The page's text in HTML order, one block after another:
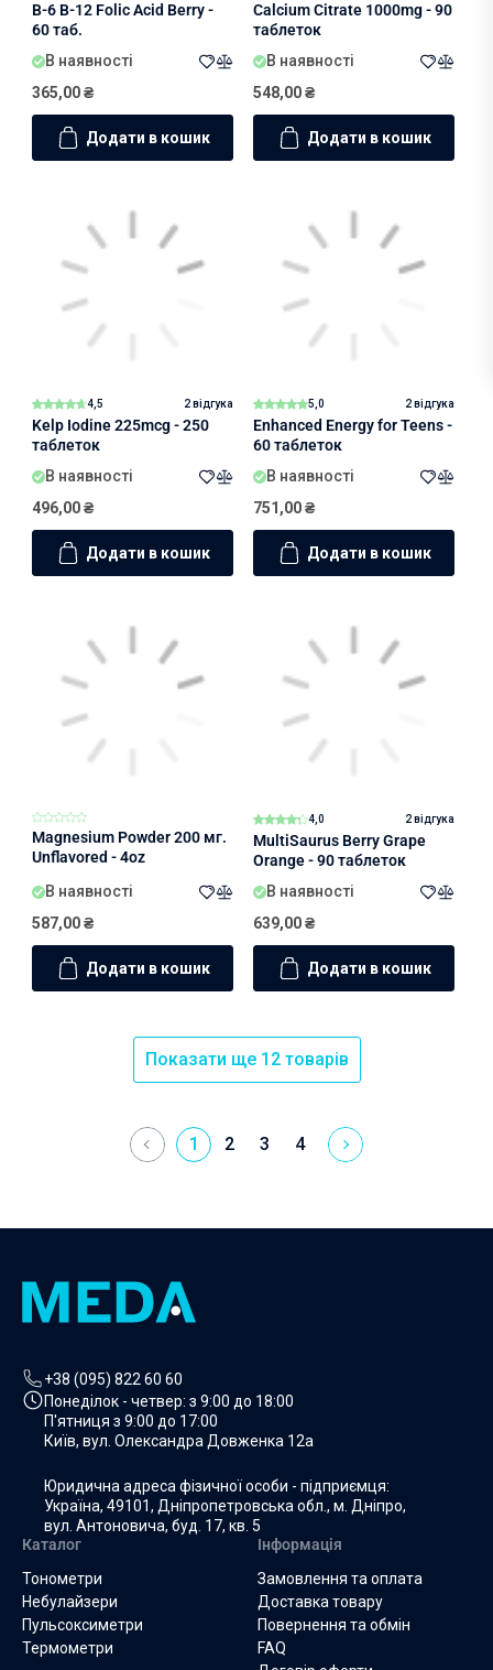
B-6 B-12 Folic Acid Berry -
60 таб.
В наявності
365,00₴
Додати в кошик
Calcium Citrate 1000mg - 90
таблеток
В наявності
548,00₴
Додати в кошик
4,5 2 відгука
Kelp Iodine 225mcg - 250
таблеток
В наявності
496,00₴
Додати в кошик
5,0 2 відгука
Enhanced Energy for Teens -
60 таблеток
В наявності
751,00₴
Додати в кошик
Magnesium Powder 200 мг.
Unflavored - 4oz
В наявності
587,00₴
Додати в кошик
4,0 2 відгука
MultiSaurus Berry Grape
Orange - 90 таблеток
В наявності
639,00₴
Додати в кошик
Показати ще 12 товарів
1 2 3 4
+38 (095) 822 60 60
Понеділок - четвер: з 9:00 до 18:00
П'ятниця з 9:00 до 17:00
Київ, вул. Олександра Довженка 12а
Юридична адреса фізичної особи - підприємця:
Україна, 49101, Дніпропетровська обл., м. Дніпро,
вул. Антоновича, буд. 17, кв. 5
Каталог
Тонометри
Небулайзери
Пульсоксиметри
Термометри
Інформація
Замовлення та оплата
Доставка товару
Повернення та обмін
FAQ